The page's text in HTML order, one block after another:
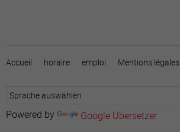
Accueil horaire emploi Mentions légales
Powered by Google Übersetzer